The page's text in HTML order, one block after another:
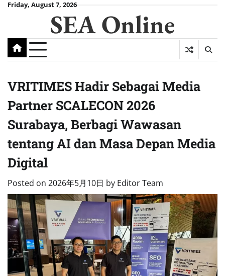
SkipFriday, August 7, 2026
SEA Online
VRITIMES Hadir Sebagai Media
Partner SCALECON 2026
Surabaya, Berbagi Wawasan
tentang AI dan Masa Depan Media
Digital
Posted on 2026年5月10日 by Editor Team